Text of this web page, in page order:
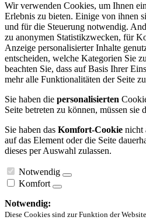
Wir verwenden Cookies, um Ihnen
Erlebnis zu bieten. Einige von ihnen
und für die Steuerung notwendig.
zu anonymen Statistikzwecken, für
Anzeige personalisierter Inhalte
entscheiden, welche Kategorien Sie
beachten Sie, dass auf Basis Ihrer
mehr alle Funktionalitäten der Seite
Sie haben die personalisierten
Seite betreten zu können, müssen sie
Sie haben das Komfort-Cookie nicht
auf das Element oder die Seite
dieses per Auswahl zulassen.
Notwendig
Komfort
Notwendig:
Diese Cookies sind zur Funktion der